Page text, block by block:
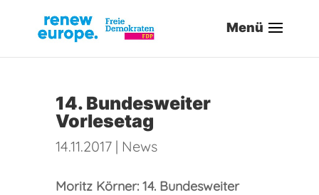
14. Bundesweiter
Vorlesetag
14.11.2017 | News
Moritz Körner: 14. Bundesweiter